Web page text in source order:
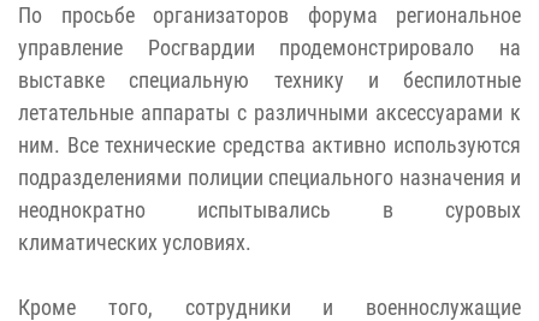
По просьбе организаторов форума региональное
управление Росгвардии продемонстрировало на
выставке специальную технику и беспилотные
летательные аппараты с различными аксессуарами к
ним. Все технические средства активно используются
подразделениями полиции специального назначения и
неоднократно испытывались в суровых
климатических условиях.
Кроме того, сотрудники и военнослужащие